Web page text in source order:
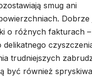
smug ani
Dobrze
o różnych fakturach –
delikatnego
trudniejszych
być również